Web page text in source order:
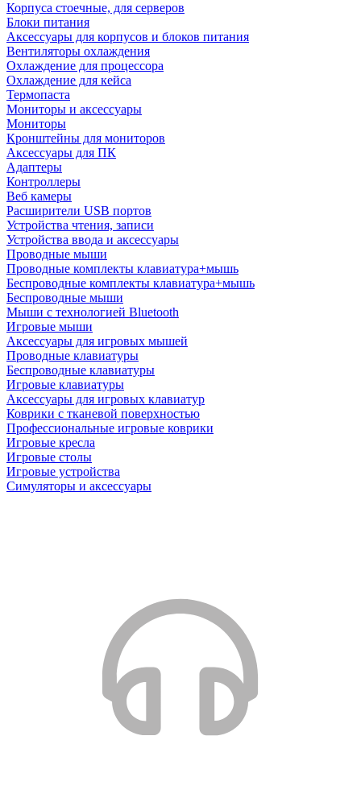
Корпуса стоечные, для серверов
Блоки питания
Аксессуары для корпусов и блоков питания
Вентиляторы охлаждения
Охлаждение для процессора
Охлаждение для кейса
Термопаста
Мониторы и аксессуары
Мониторы
Кронштейны для мониторов
Аксессуары для ПК
Адаптеры
Контроллеры
Веб камеры
Расширители USB портов
Устройства чтения, записи
Устройства ввода и аксессуары
Проводные мыши
Проводные комплекты клавиатура+мышь
Беспроводные комплекты клавиатура+мышь
Беспроводные мыши
Мыши с технологией Bluetooth
Игровые мыши
Аксессуары для игровых мышей
Проводные клавиатуры
Беспроводные клавиатуры
Игровые клавиатуры
Аксессуары для игровых клавиатур
Коврики с тканевой поверхностью
Профессиональные игровые коврики
Игровые кресла
Игровые столы
Игровые устройства
Симуляторы и аксессуары